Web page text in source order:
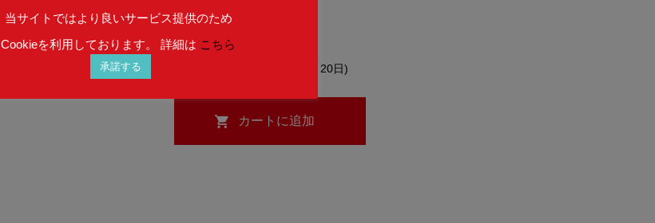
在庫 : お取り寄せ (納期約4～20日)
当サイトではより良いサービス提供のため
Cookieを利用しております。 詳細は こちら
承諾する